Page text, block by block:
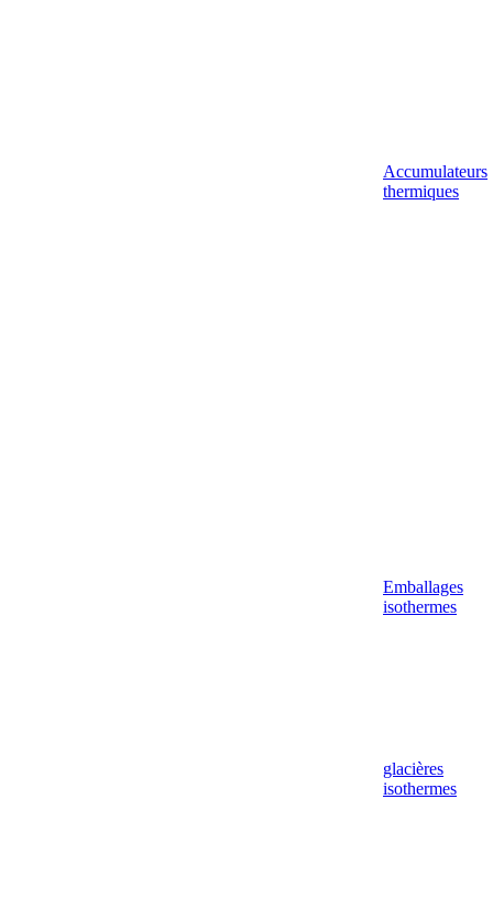
Accumulateurs
thermiques
Emballages
isothermes
glacières
isothermes